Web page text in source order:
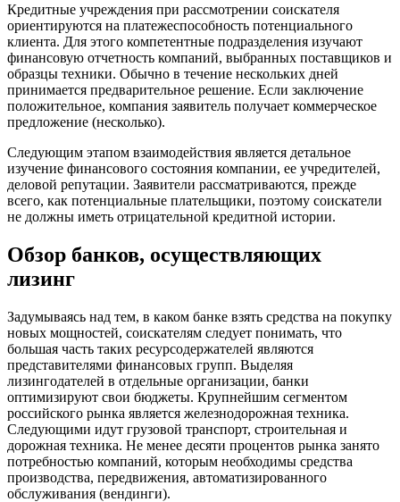
Кредитные учреждения при рассмотрении соискателя
ориентируются на платежеспособность потенциального
клиента. Для этого компетентные подразделения изучают
финансовую отчетность компаний, выбранных поставщиков и
образцы техники. Обычно в течение нескольких дней
принимается предварительное решение. Если заключение
положительное, компания заявитель получает коммерческое
предложение (несколько).
Следующим этапом взаимодействия является детальное
изучение финансового состояния компании, ее учредителей,
деловой репутации. Заявители рассматриваются, прежде
всего, как потенциальные плательщики, поэтому соискатели
не должны иметь отрицательной кредитной истории.
Обзор банков, осуществляющих
лизинг
Задумываясь над тем, в каком банке взять средства на покупку
новых мощностей, соискателям следует понимать, что
большая часть таких ресурсодержателей являются
представителями финансовых групп. Выделяя
лизингодателей в отдельные организации, банки
оптимизируют свои бюджеты. Крупнейшим сегментом
российского рынка является железнодорожная техника.
Следующими идут грузовой транспорт, строительная и
дорожная техника. Не менее десяти процентов рынка занято
потребностью компаний, которым необходимы средства
производства, передвижения, автоматизированного
обслуживания (вендинги).